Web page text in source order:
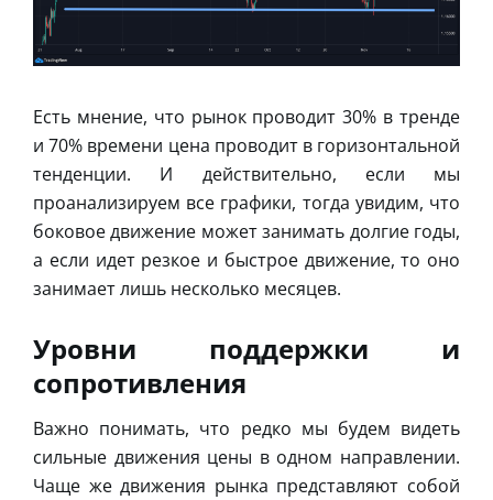
Есть мнение, что рынок проводит 30% в тренде
и 70% времени цена проводит в горизонтальной
тенденции. И действительно, если мы
проанализируем все графики, тогда увидим, что
боковое движение может занимать долгие годы,
а если идет резкое и быстрое движение, то оно
занимает лишь несколько месяцев.
Уровни поддержки и
сопротивления
Важно понимать, что редко мы будем видеть
сильные движения цены в одном направлении.
Чаще же движения рынка представляют собой